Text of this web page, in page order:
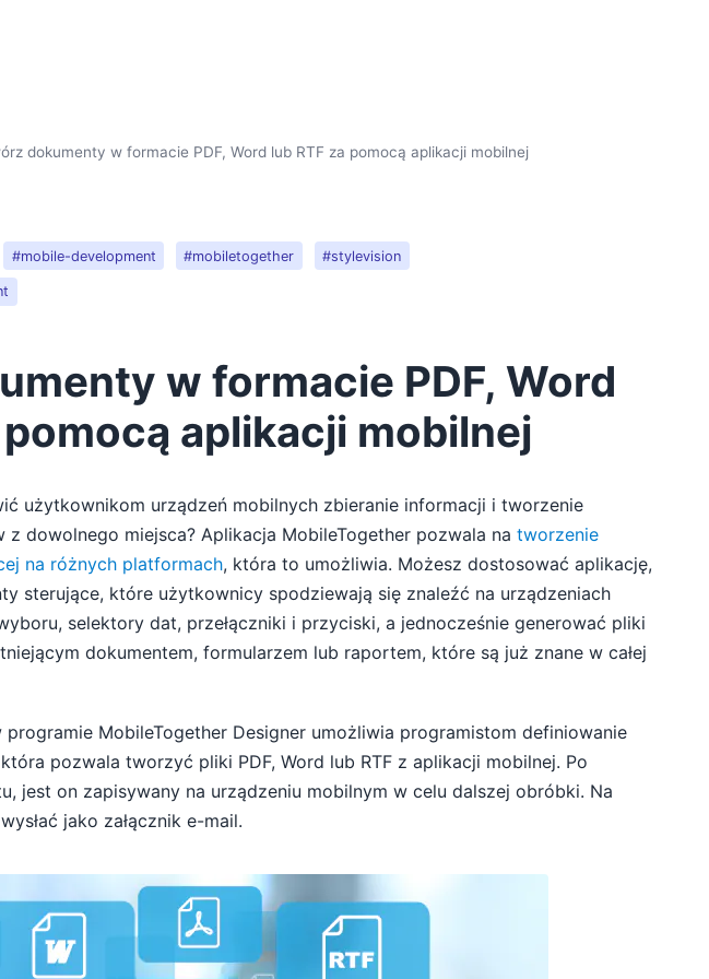
dokumenty w formacie PDF, Word lub RTF za pomocą aplikacji mobilnej
#mobile-development #mobiletogether #stylevision
w formacie PDF, Word
pomocą aplikacji mobilnej
użytkownikom urządzeń mobilnych zbieranie informacji i tworzenie
dowolnego miejsca? Aplikacja MobileTogether pozwala natworzenie
na różnych platformach, która to umożliwia. Możesz dostosować aplikację,
sterujące, które użytkownicy spodziewają się znaleźć na urządzeniach
selektory dat, przełączniki i przyciski, a jednocześnie generować pliki
dokumentem, formularzem lub raportem, które są już znane w całej
MobileTogether Designer umożliwia programistom definiowanie
pozwala tworzyć pliki PDF, Word lub RTF z aplikacji mobilnej. Po
jest on zapisywany na urządzeniu mobilnym w celu dalszej obróbki. Na
jako załącznik e-mail.